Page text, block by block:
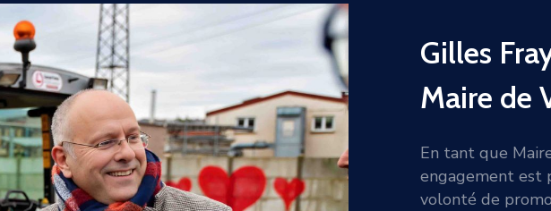
Gilles
Maire de
En tant que
engagement est
volonté de